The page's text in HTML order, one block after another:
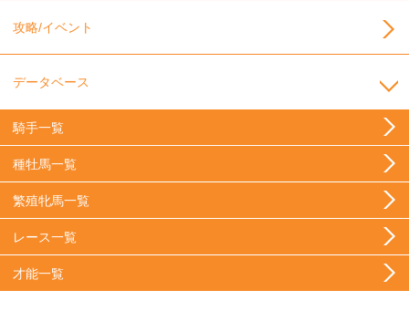
攻略/イベント
データベース
騎手一覧
種牡馬一覧
繁殖牝馬一覧
レース一覧
才能一覧